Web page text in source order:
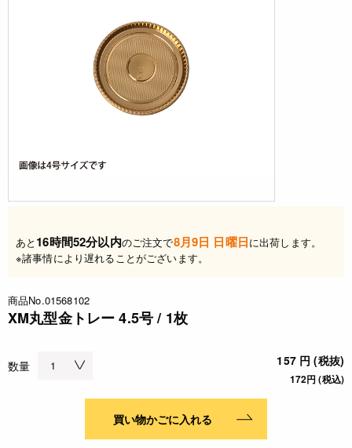
あと 16時間52分以内のご注文で8月9日 日曜日に出荷します。
※諸事情により遅れることがございます。
商品No.01568102
XM丸型金トレー 4.5号 / 1枚
数量 157 円 (税抜)
172円 (税込)
買い物かごに入れる